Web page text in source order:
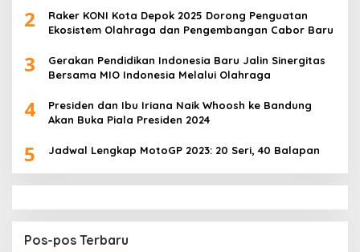
2
Raker KONI Kota Depok 2025 Dorong Penguatan
Ekosistem Olahraga dan Pengembangan Cabor Baru
3
Gerakan Pendidikan Indonesia Baru Jalin Sinergitas
Bersama MIO Indonesia Melalui Olahraga
4
Presiden dan Ibu Iriana Naik Whoosh ke Bandung
Akan Buka Piala Presiden 2024
5 Jadwal Lengkap MotoGP 2023: 20 Seri, 40 Balapan
Pos-pos Terbaru